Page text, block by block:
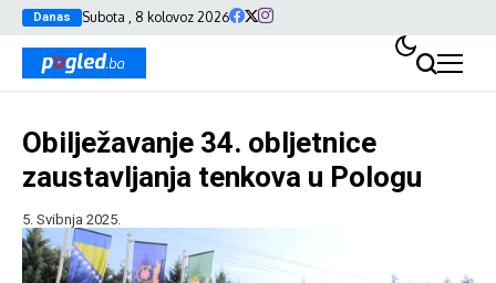
Danas Subota , 8 kolovoz 2026
Obilježavanje 34. obljetnice
zaustavljanja tenkova u Pologu
5. Svibnja 2025.